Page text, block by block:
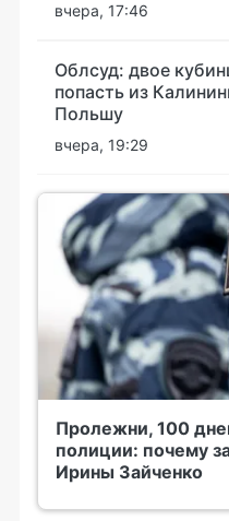
вчера, 17:46
Облсуд: двое
попасть из
Польшу
вчера, 19:29
Пролежни, 100
полиции: почему
Ирины Зайченко